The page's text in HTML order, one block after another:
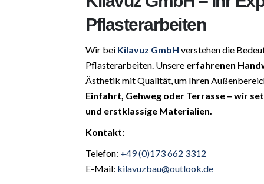
Pflasterarbeiten
Wir bei Kilavuz GmbH verstehen die
Pflasterarbeiten. Unsere erfahrenen
Ästhetik mit Qualität, um Ihren
Einfahrt, Gehweg oder Terrasse – wir
und erstklassige Materialien.
Kontakt:
Telefon: +49 (0)173 662 3312
E-Mail: kilavuzbau@outlook.de